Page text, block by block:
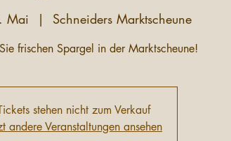
Mai
  |
Schneiders Marktscheune
frischen Spargel in der Marktscheune!
stehen nicht zum Verkauf
andere Veranstaltungen ansehen